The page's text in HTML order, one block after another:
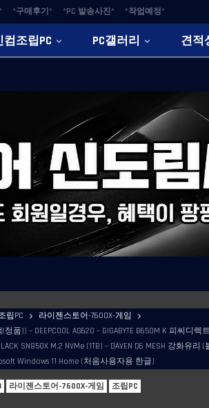
*구매후기* *PC 발송사진* *작업예정*
조립PC PC갤러리 견적
립PC
라이젠스토어-7600X-게임
)) – DEEPCOOL AG620 – GIGABYTE B650M K 피씨디
SN850X M.2 NVMe (1TB) – DAVEN D6 MESH 강화
Windows 11 Home (처음사용자용 한글)
라이젠스토어-7600X-게임 조립PC